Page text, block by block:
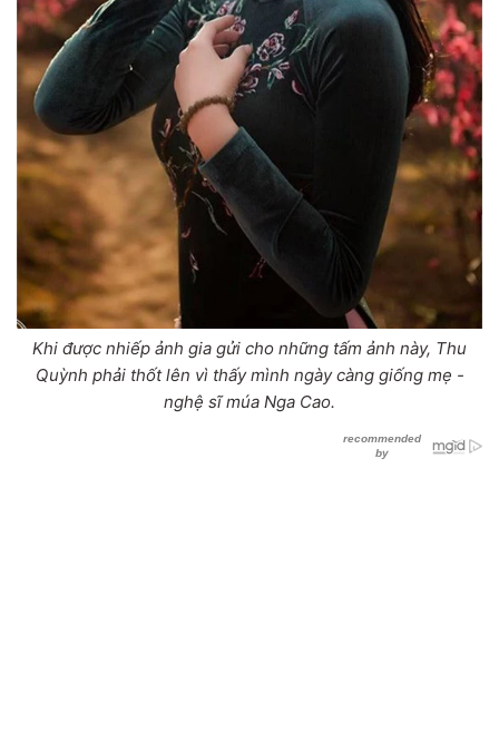
Khi được nhiếp ảnh gia gửi cho những tấm ảnh này, Thu
Quỳnh phải thốt lên vì thấy mình ngày càng giống mẹ -
nghệ sĩ múa Nga Cao.